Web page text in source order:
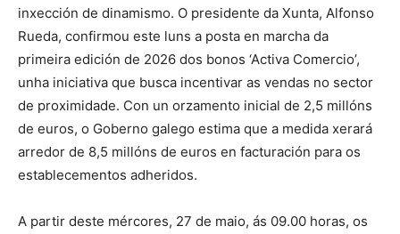
inxección de dinamismo. O presidente da Xunta, Alfonso
Rueda, confirmou este luns a posta en marcha da
primeira edición de 2026 dos bonos ‘Activa Comercio’,
unha iniciativa que busca incentivar as vendas no sector
de proximidade. Con un orzamento inicial de 2,5 millóns
de euros, o Goberno galego estima que a medida xerará
arredor de 8,5 millóns de euros en facturación para os
establecementos adheridos.
A partir deste mércores, 27 de maio, ás 09.00 horas, os